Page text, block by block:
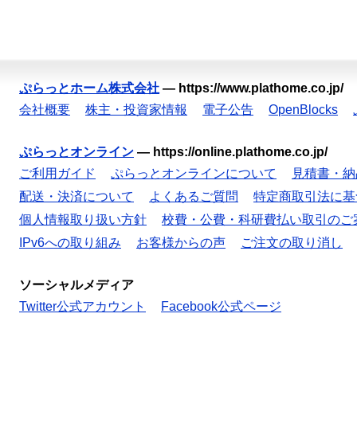
ぷらっとホーム株式会社 — https://www.plathome.co.jp/
会社概要
株主・投資家情報 電子公告 OpenBlocks
ぷらっとオンライン — https://online.plathome.co.jp/
ご利用ガイド
ぷらっとオンラインについて
見積書・
配送・決済について
よくあるご質問
特定商取引法に
個人情報取り扱い方針
校費・公費・科研費払い取引のご
IPv6への取り組み
お客様からの声 ご注文の取り消し
ソーシャルメディア
Twitter公式アカウント
Facebook公式ページ